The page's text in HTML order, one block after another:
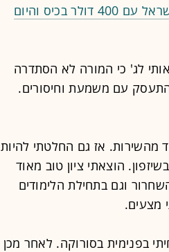
פורטפוליו | הוא הפך לפרופסור בגיל 30, עלה לישראל עם 400 דולר בכיס והיום
אותי לג' כי המורה לא הסתדרה
התעסק עם משמעת וחיסורים.
מהשירות. אז גם החלטתי להיות
הוצאתי ציון טוב מאוד
וגם בתחילת הלימודים
מצעים.
בפנימית בסורוקה. לאחר מכן